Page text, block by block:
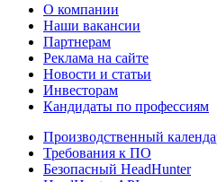
О компании
Наши вакансии
Партнерам
Реклама на сайте
Новости и статьи
Инвесторам
Кандидаты по профессиям
Производственный
Требования к ПО
Безопасный HeadHunter